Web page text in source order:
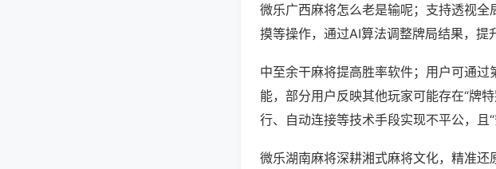
微乐广西麻将怎么老是输呢；支持透视
摸等操作，通过AI算法调整牌局结果，提
中至余干麻将提高胜率软件；用户可通过
能，部分用户反映其他玩家可能存在“牌
行、自动连接等技术手段实现不平公，且“
微乐湖南麻将深耕湘式麻将文化，精准